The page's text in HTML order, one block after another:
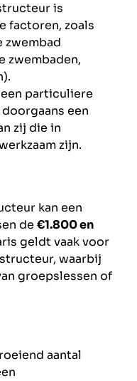
is
factoren, zoals
zwembad
zwembaden,
particuliere
een
zij die in
zijn.
kan een
de €1.800 en
geldt vaak voor
waarbij
groepslessen of
aantal